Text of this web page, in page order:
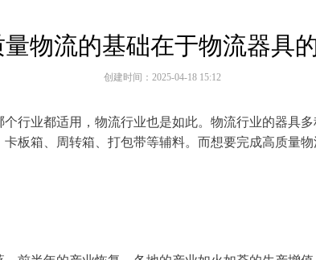
量物流的基础在于物流器具
行业都适用，物流行业也是如此。物流行业的器具
板箱、周转箱、打包带等辅料。而想要完成高质量
创建时间： 2025-04-18 15:12